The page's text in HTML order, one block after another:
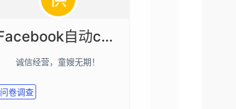
Facebook自动cK号
诚信经营，童嫂无期！
问卷调查